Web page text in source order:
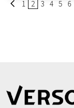
1 2 3 4 5 6